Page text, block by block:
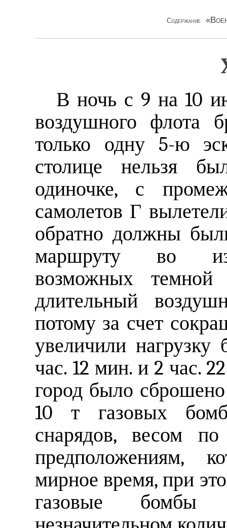
Содержание
В ночь с 9 на 10
воздушного флота
только одну 5-ю
столице нельзя
одиночке, с
самолетов Г
обратно должны
маршруту во
возможных темной
длительный
потому за счет
увеличили
час. 12 мин. и 2 час.
город было
10 т газовых
снарядов, весом
предположениям,
мирное время, при
газовые